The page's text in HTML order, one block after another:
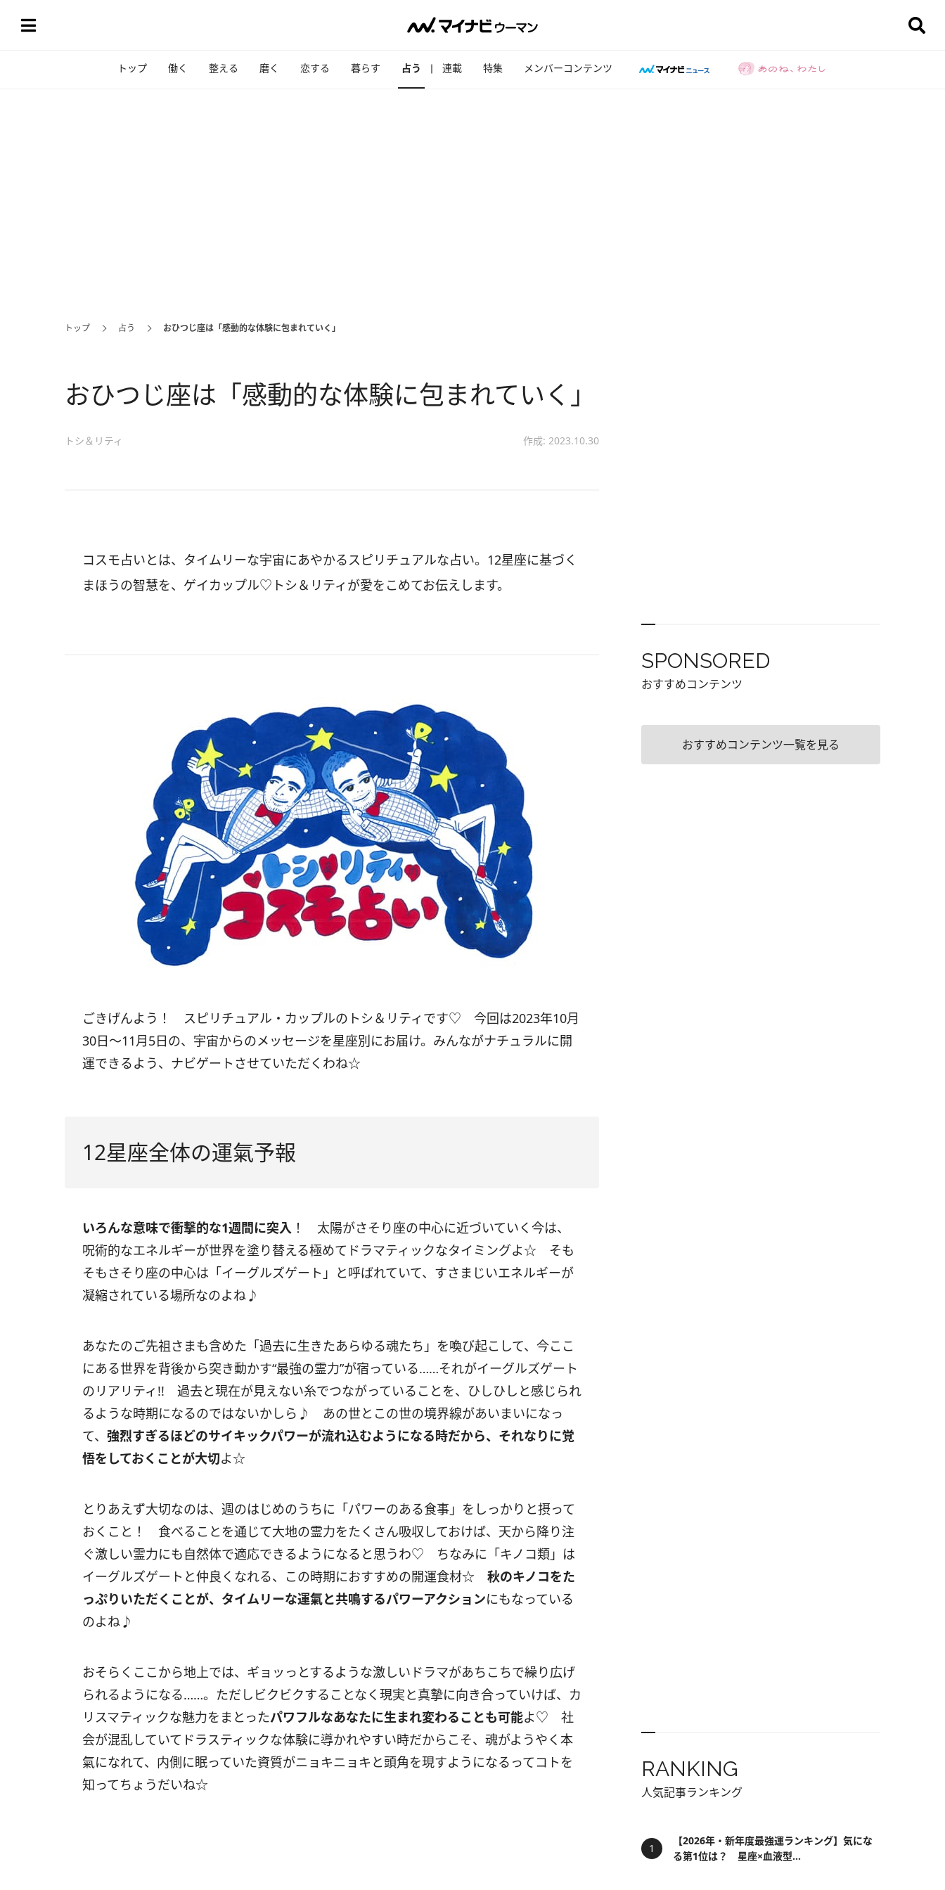
トップ 働く 整える 磨く 恋する 暮らす 占う 連載 特集 メンバーコンテンツ
トップ 占う おひつじ座は「感動的な体験に包まれていく」
おひつじ座は「感動的な体験に包まれていく」
トシ＆リティ 作成: 2023.10.30
コスモ占いとは、タイムリーな宇宙にあやかるスピリチュアルな占い。12星座に基づく
まほうの智慧を、ゲイカップル♡トシ＆リティが愛をこめてお伝えします。
ごきげんよう！ スピリチュアル・カップルのトシ＆リティです♡ 今回は2023年10月
30日〜11月5日の、宇宙からのメッセージを星座別にお届け。みんながナチュラルに開
運できるよう、ナビゲートさせていただくわね☆
12星座全体の運氣予報
いろんな意味で衝撃的な1週間に突入 ！ 太陽がさそり座の中心に近づいていく今は、
呪術的なエネルギーが世界を塗り替える極めてドラマティックなタイミングよ☆ そも
そもさそり座の中心は「イーグルズゲート」と呼ばれていて、すさまじいエネルギーが
凝縮されている場所なのよね♪
あなたのご先祖さまも含めた「過去に生きたあらゆる魂たち」を喚び起こして、今ここ
にある世界を背後から突き動かす“最強の霊力”が宿っている……それがイーグルズゲート
のリアリティ !! 過去と現在が見えない糸でつながっていることを、ひしひしと感じられ
るような時期になるのではないかしら♪ あの世とこの世の境界線があいまいになっ
て、 強烈すぎるほどのサイキックパワーが流れ込むようになる時だから、それなりに覚
悟をしておくことが大切よ☆
とりあえず大切なのは、週のはじめのうちに「パワーのある食事」をしっかりと摂って
おくこと！ 食べることを通じて大地の霊力をたくさん吸収しておけば、天から降り注
ぐ激しい霊力にも自然体で適応できるようになると思うわ♡ ちなみに「キノコ類」は
イーグルズゲートと仲良くなれる、この時期におすすめの開運食材☆ 秋のキノコをた
っぷり いただくことが、タイムリーな運氣と共鳴するパワーアクションにもなっている
のよね♪
おそらくここから地上では、ギョッっとするような激しいドラマがあちこちで繰り広げ
られるようになる……。ただしビクビクすることなく現実と真摯に向き合っていけば、カ
リスマティックな魅力をまとったパワフルなあなたに生まれ変わることも可能よ♡ 社
会が混乱していてドラスティックな体験に導かれやすい時だからこそ、魂がようやく本
氣になれて、内側に眠っていた資質がニョキニョキと頭角を現すようになるってコトを
知ってちょうだいね☆
SPONSORED
おすすめコンテンツ
おすすめコンテンツ一覧を見る
RANKING
人気記事ランキング
【2026年・新年度最強運ランキング】気にな
る第1位は？ 星座×血液型...